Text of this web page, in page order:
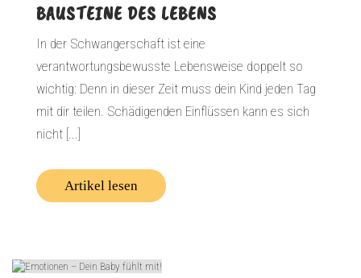
BAUSTEINE DES LEBENS
In der Schwangerschaft ist eine
verantwortungsbewusste Lebensweise doppelt so
wichtig: Denn in dieser Zeit muss dein Kind jeden Tag
mit dir teilen. Schädigenden Einflüssen kann es sich
nicht [...]
Artikel lesen